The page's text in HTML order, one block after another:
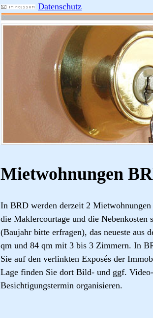
Datenschutz
Mietwohnungen
In BRD werden derzeit 2
die Maklercourtage und die Nebenkosten
(Baujahr bitte erfragen), das neueste aus
qm und 84 qm mit 3 bis 3 Zimmern. In
Sie auf den verlinkten Exposés der
Lage finden Sie dort Bild- und ggf.
Besichtigungstermin organisieren.